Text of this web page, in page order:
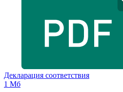
Декларация соответствия
1 Мб